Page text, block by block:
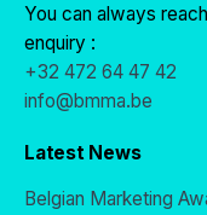
You can always
enquiry :
+32 472 64 47 42
info@bmma.be
Latest News
Belgian Marketing